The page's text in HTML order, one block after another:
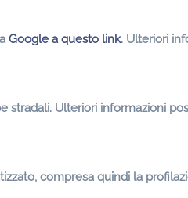
Google a questo link. Ulteriori
stradali. Ulteriori informazioni
compresa quindi la